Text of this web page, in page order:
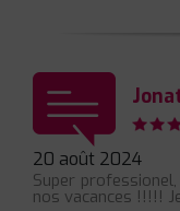
20 août 2024
Super
nos vacances !!!!!